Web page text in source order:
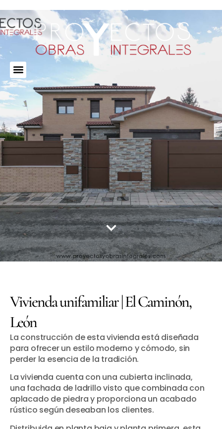
Vivienda unifamiliar | El Caminón,
León
La construcción de esta vivienda está diseñada
para ofrecer un estilo moderno y cómodo, sin
perder la esencia de la tradición.
La vivienda cuenta con una cubierta inclinada,
una fachada de ladrillo visto que combinada con
aplacado de piedra y proporciona un acabado
rústico según deseaban los clientes.